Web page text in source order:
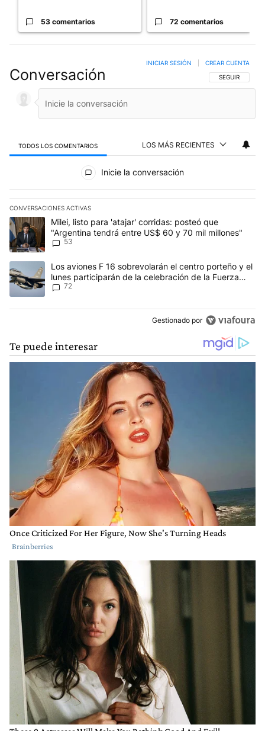
53 comentarios 72 comentarios
Conversación SIGA ESTA
SEGUIR
INICIAR SESIÓN CREAR CUENTA
TODOS LOS COMENTARIOS LOS MÁS RECIENTES
Inicie la conversación
CONVERSACIONES ACTIVAS
Este listado muestra los artículos con más comentarios en los
Un artículo de tendencia con el título "Milei, listo para 'atajar'
Milei, listo para 'atajar' corridas: posteó que
"Argentina tendrá entre US$ 60 y 70 mil millones"
53
Un artículo de tendencia con el título "Los aviones F 16
Los aviones F 16 sobrevolarán el centro porteño y el
lunes participarán de la celebración de la Fuerza
Aérea
72
Gestionado por